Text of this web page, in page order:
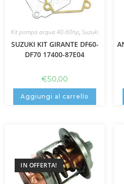
Kit pompa acqua 40-60hp, Suzuki
SUZUKI KIT GIRANTE DF60-
DF70 17400-87E04
€50,00
Aggiungi al carrello
IN OFFERTA!